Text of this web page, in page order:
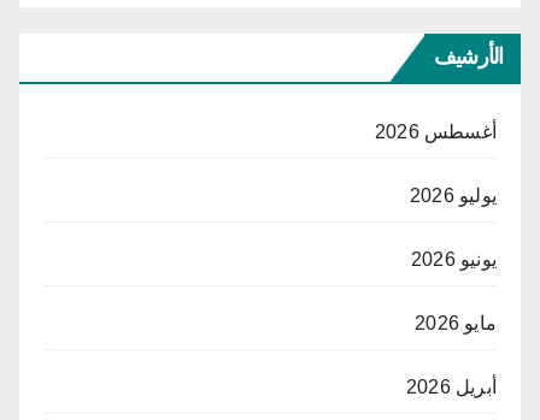
الأرشيف
أغسطس 2026
يوليو 2026
يونيو 2026
مايو 2026
أبريل 2026